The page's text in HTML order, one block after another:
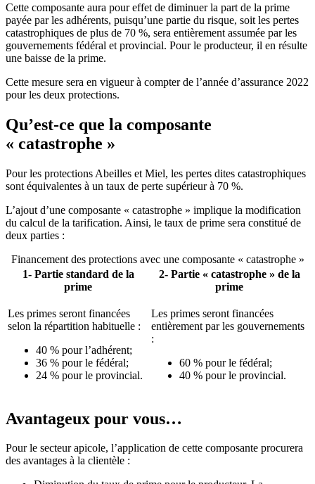
Cette composante aura pour effet de diminuer la part de la prime
payée par les adhérents, puisqu’une partie du risque, soit les pertes
catastrophiques de plus de 70 %, sera entièrement assumée par les
gouvernements fédéral et provincial. Pour le producteur, il en résulte
une baisse de la prime.
Cette mesure sera en vigueur à compter de l’année d’assurance 2022
pour les deux protections.
Qu’est-ce que la composante
« catastrophe »
Pour les protections Abeilles et Miel, les pertes dites catastrophiques
sont équivalentes à un taux de perte supérieur à 70 %.
L’ajout d’une composante « catastrophe » implique la modification
du calcul de la tarification. Ainsi, le taux de prime sera constitué de
deux parties :
Financement des protections avec une composante « catastrophe »
1- Partie standard de la
prime
2- Partie « catastrophe » de la
prime
Les primes seront financées
selon la répartition habituelle :
40 % pour l’adhérent;
36 % pour le fédéral;
24 % pour le provincial.
Les primes seront financées
entièrement par les gouvernements
:
60 % pour le fédéral;
40 % pour le provincial.
Avantageux pour vous…
Pour le secteur apicole, l’application de cette composante procurera
des avantages à la clientèle :